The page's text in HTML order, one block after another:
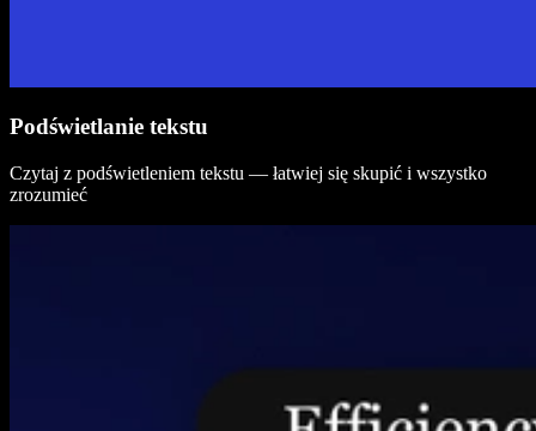
Podświetlanie tekstu
Czytaj z podświetleniem tekstu — łatwiej się skupić i wszystko
zrozumieć